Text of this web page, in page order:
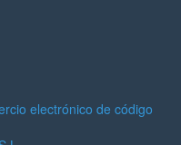
electrónico de código